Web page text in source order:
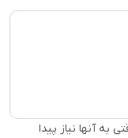
به آنها نیاز پیدا